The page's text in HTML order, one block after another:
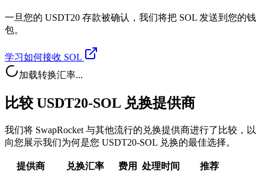
一旦您的 USDT20 存款被确认，我们将把 SOL 发送到您的钱
包。
学习如何接收 SOL
加载转换汇率...
比较 USDT20-SOL 兑换提供商
我们将 SwapRocket 与其他流行的兑换提供商进行了比较，以
向您展示我们为何是您 USDT20-SOL 兑换的最佳选择。
提供商 兑换汇率 费用 处理时间
推荐